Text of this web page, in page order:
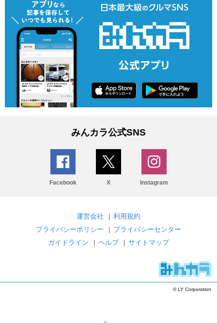
みんカラ公式SNS
Facebook X Instagram
運営会社 | 利用規約
プライバシーポリシー
| プライバシーセンター
ガイドライン
| ヘルプ | サイトマップ
© LY Corporation